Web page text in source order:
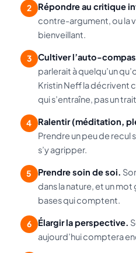
2 Répondre au critique
contre-argument, ou la
bienveillant.
3 Cultiver l’auto-
parlerait à quelqu’un
Kristin Neff la décrivent
qui s’entraîne, pas un
4
Ralentir (méditation,
Prendre un peu de recul
s’y agripper.
5 Prendre soin de soi.
dans la nature, et un
bases qui comptent.
6 Élargir la perspective.
aujourd’hui comptera